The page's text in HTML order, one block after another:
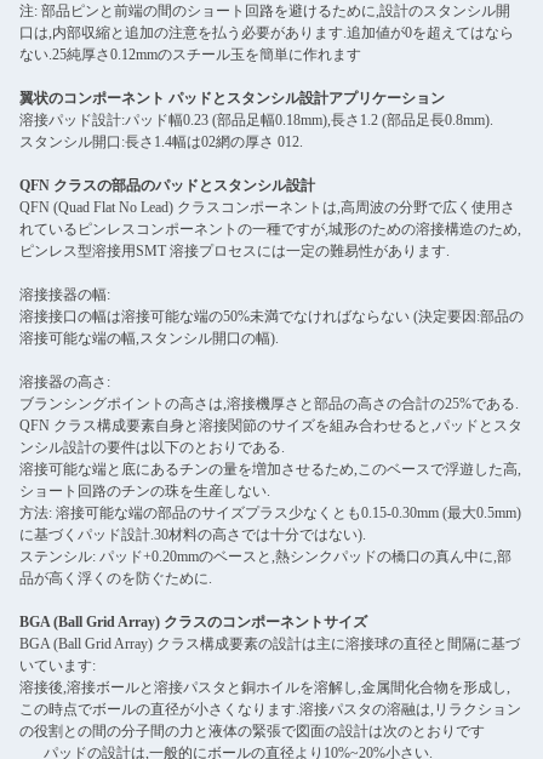
注: 部品ピンと前端の間のショート回路を避けるために,設計のスタンシル開
口は,内部収縮と追加の注意を払う必要があります.追加値が0を超えてはなら
ない.25純厚さ0.12mmのスチール玉を簡単に作れます
翼状のコンポーネント パッドとスタンシル設計アプリケーション
溶接パッド設計:パッド幅0.23 (部品足幅0.18mm),長さ1.2 (部品足長0.8mm).
スタンシル開口:長さ1.4幅は02網の厚さ 012.
QFN クラスの部品のパッドとスタンシル設計
QFN (Quad Flat No Lead) クラスコンポーネントは,高周波の分野で広く使用さ
れているピンレスコンポーネントの一種ですが,城形のための溶接構造のため,
ピンレス型溶接用SMT 溶接プロセスには一定の難易性があります.
溶接接器の幅:
溶接接口の幅は溶接可能な端の50%未満でなければならない (決定要因:部品の
溶接可能な端の幅,スタンシル開口の幅).
溶接器の高さ:
ブランシングポイントの高さは,溶接機厚さと部品の高さの合計の25%である.
QFN クラス構成要素自身と溶接関節のサイズを組み合わせると,パッドとスタ
ンシル設計の要件は以下のとおりである.
溶接可能な端と底にあるチンの量を増加させるため,このベースで浮遊した高,
ショート回路のチンの珠を生産しない.
方法: 溶接可能な端の部品のサイズプラス少なくとも0.15-0.30mm (最大0.5mm)
に基づくパッド設計.30材料の高さでは十分ではない).
ステンシル: パッド+0.20mmのベースと,熱シンクパッドの橋口の真ん中に,部
品が高く浮くのを防ぐために.
BGA (Ball Grid Array) クラスのコンポーネントサイズ
BGA (Ball Grid Array) クラス構成要素の設計は主に溶接球の直径と間隔に基づ
いています:
溶接後,溶接ボールと溶接パスタと銅ホイルを溶解し,金属間化合物を形成し,
この時点でボールの直径が小さくなります.溶接パスタの溶融は,リラクション
の役割との間の分子間の力と液体の緊張で図面の設計は次のとおりです
パッドの設計は,一般的にボールの直径より10%~20%小さい.